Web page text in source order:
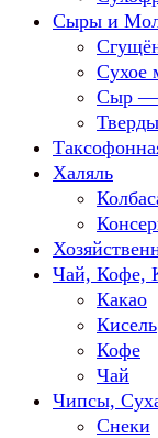
Сыры и
Сухое
Сыр —
Халяль
Чай, Кофе,
Какао
Кисель
Кофе
Чай
Чипсы,
Снеки